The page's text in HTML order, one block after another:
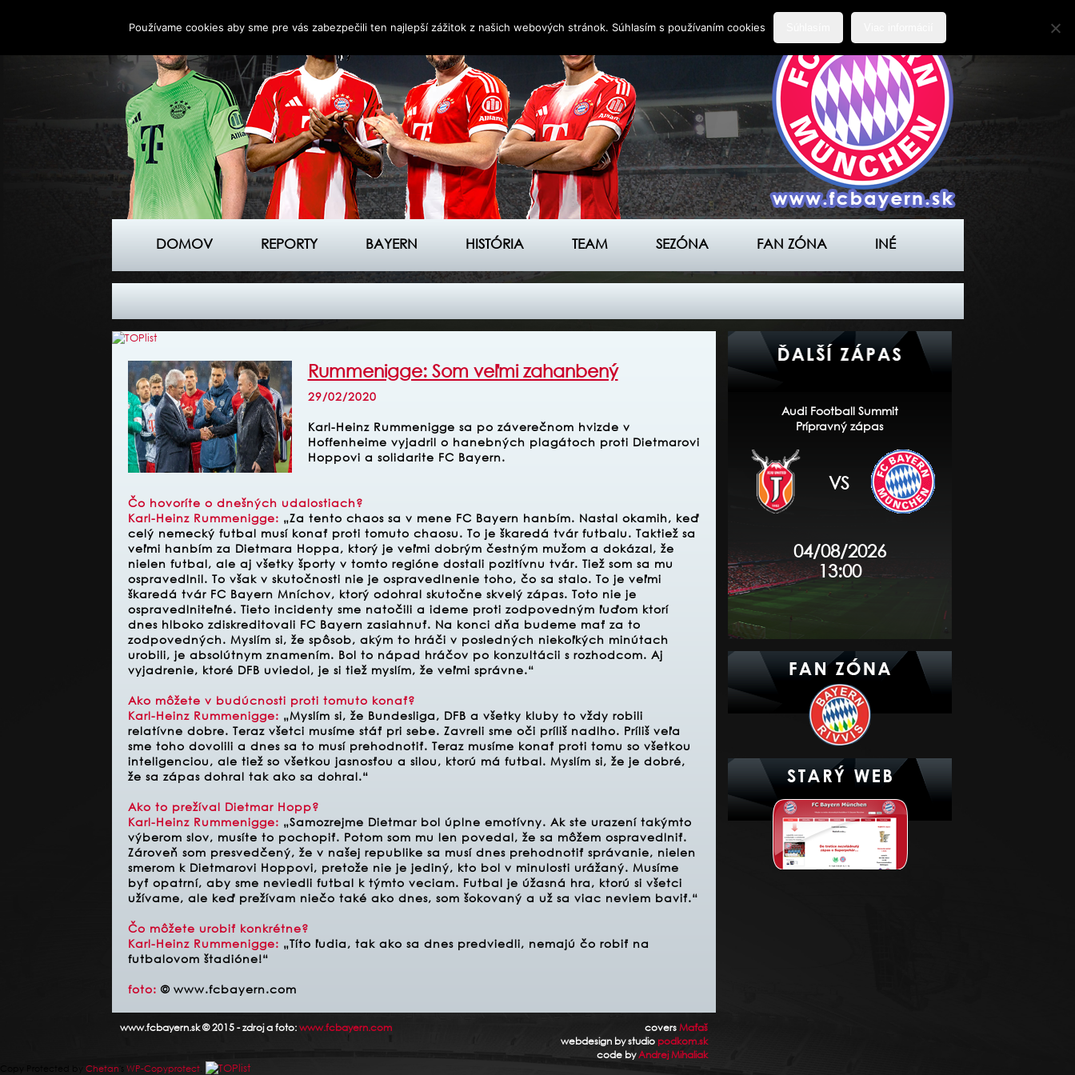
DOMOV REPORTY BAYERN HISTÓRIA TEAM SEZÓNA FAN ZÓNA INÉ
Rummenigge: Som veľmi zahanbený
29/02/2020
Karl-Heinz Rummenigge sa po záverečnom hvizde v
Hoffenheime vyjadril o hanebných plagátoch proti Dietmarovi
Hoppovi a solidarite FC Bayern.
Čo hovoríte o dnešných udalostiach?
Karl-Heinz Rummenigge: „Za tento chaos sa v mene FC Bayern hanbím. Nastal okamih, keď
celý nemecký futbal musí konať proti tomuto chaosu. To je škaredá tvár futbalu. Taktiež sa
veľmi hanbím za Dietmara Hoppa, ktorý je veľmi dobrým čestným mužom a dokázal, že
nielen futbal, ale aj všetky športy v tomto regióne dostali pozitívnu tvár. Tiež som sa mu
ospravedlnil. To však v skutočnosti nie je ospravedlnenie toho, čo sa stalo. To je veľmi
škaredá tvár FC Bayern Mníchov, ktorý odohral skutočne skvelý zápas. Toto nie je
ospravedlniteľné. Tieto incidenty sme natočili a ideme proti zodpovedným ľuďom ktorí
dnes hlboko zdiskreditovali FC Bayern zasiahnuť. Na konci dňa budeme mať za to
zodpovedných. Myslím si, že spôsob, akým to hráči v posledných niekoľkých minútach
urobili, je absolútnym znamením. Bol to nápad hráčov po konzultácii s rozhodcom. Aj
vyjadrenie, ktoré DFB uviedol, je si tiež myslím, že veľmi správne.“
Ako môžete v budúcnosti proti tomuto konať?
Karl-Heinz Rummenigge: „Myslím si, že Bundesliga, DFB a všetky kluby to vždy robili
relatívne dobre. Teraz všetci musíme stáť pri sebe. Zavreli sme oči príliš nadlho. Príliš veľa
sme toho dovolili a dnes sa to musí prehodnotiť. Teraz musíme konať proti tomu so všetkou
inteligenciou, ale tiež so všetkou jasnosťou a silou, ktorú má futbal. Myslím si, že je dobré,
že sa zápas dohral tak ako sa dohral.“
Ako to prežíval Dietmar Hopp?
Karl-Heinz Rummenigge: „Samozrejme Dietmar bol úplne emotívny. Ak ste urazení takýmto
výberom slov, musíte to pochopiť. Potom som mu len povedal, že sa môžem ospravedlniť.
Zároveň som presvedčený, že v našej republike sa musí dnes prehodnotiť správanie, nielen
smerom k Dietmarovi Hoppovi, pretože nie je jediný, kto bol v minulosti urážaný. Musíme
byť opatrní, aby sme neviedli futbal k týmto veciam. Futbal je úžasná hra, ktorú si všetci
užívame, ale keď prežívam niečo také ako dnes, som šokovaný a už sa viac neviem baviť.“
Čo môžete urobiť konkrétne?
Karl-Heinz Rummenigge: „Títo ľudia, tak ako sa dnes predviedli, nemajú čo robiť na
futbalovom štadióne!“
foto: © www.fcbayern.com
www.fcbayern.sk © 2015 - zdroj a foto:www.fcbayern.com coversMaťaš
webdesign by studio podkom.sk
code byAndrej Mihaliak
Audi Football Summit
Prípravný zápas
VS
04/08/2026
13:00
Chetan 's WP-Copyprotect.
Používame cookies aby sme pre vás zabezpečili ten najlepší zážitok z našich webových stránok. Súhlasím s používaním cookies